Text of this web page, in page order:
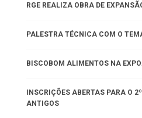
RGE REALIZA OBRA DE
PALESTRA TÉCNICA COM O
BISCOBOM ALIMENTOS NA
INSCRIÇÕES ABERTAS PARA O
ANTIGOS